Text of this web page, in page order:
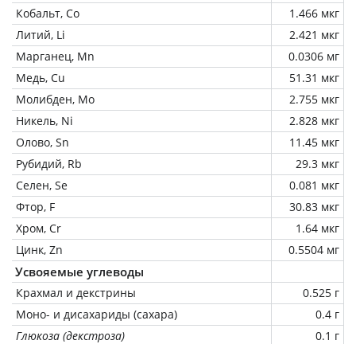
Кобальт, Co
1.466 мкг
Литий, Li
2.421 мкг
Марганец, Mn
0.0306 мг
Медь, Cu
51.31 мкг
Молибден, Mo
2.755 мкг
Никель, Ni
2.828 мкг
Олово, Sn
11.45 мкг
Рубидий, Rb
29.3 мкг
Селен, Se
0.081 мкг
Фтор, F
30.83 мкг
Хром, Cr
1.64 мкг
Цинк, Zn
0.5504 мг
Усвояемые углеводы
Крахмал и декстрины
0.525 г
Моно- и дисахариды (сахара)
0.4 г
Глюкоза (декстроза)
0.1 г